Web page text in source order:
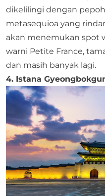
dikelilingi dengan
metasequioa yang
akan menemukan spot
warni Petite France,
dan masih banyak lagi.
4. Istana